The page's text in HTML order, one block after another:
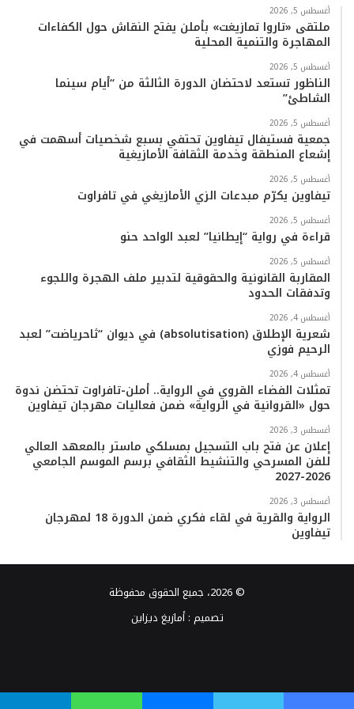
ب
و
ك
ر
ب
ت
ر
م
k
س
ب
أغسطس 5, 2026
ملتقى «تاروا تمازيغت» بأملن يفتح النقاش حول الكفاءات
المهاجرة والتنمية المحلية
أغسطس 5, 2026
الناظور تستعد لاحتضان الدورة الثالثة من “أيام سينما
الشاطئ”
أغسطس 5, 2026
جمعية فستيفال تيفاوين تحتفي بسبع شخصيات أسهمت في
إشعاع المنطقة وخدمة الثقافة الأمازيغية
أغسطس 5, 2026
تيفاوين يكرّم مبدعات الزي الأمازيغي في تافراوت
أغسطس 5, 2026
قراءة في رواية “إيطانيا” لعبد الواحد حنو
أغسطس 5, 2026
المقاربة القانونية والحقوقية لتدبير ملف الهجرة واللجوء
وتدفقات الحدود
أغسطس 4, 2026
شعرية الإطلاق (absolutisation) في ديوان “ثاحرياضت” لعبد
الرحيم فوزي
أغسطس 4, 2026
تمثلات الفضاء القروي في الرواية.. أملن-تافراوت تحتضن ندوة
حول «القروانية في الرواية» ضمن فعاليات مهرجان تيفاوين
أغسطس 3, 2026
إعلان عن فتح باب التسجيل بمسلكي ماستر بالمعهد العالي
للفن المسرحي والتنشيط الثقافي برسم الموسم الجامعي
2026-2027
أغسطس 3, 2026
الرواية والقرية في لقاء فكري ضمن الدورة 18 لمهرجان
تيفاوين
© 2026، جميع الحقوق محفوظة
تصميم :أمازيغ ديزاين